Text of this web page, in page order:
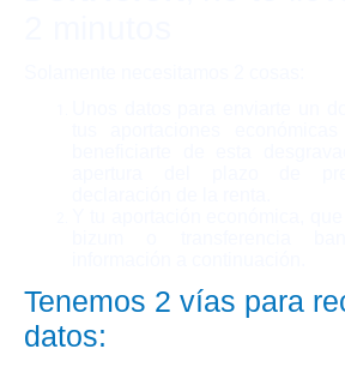
Tenemos 2 vías para
datos: